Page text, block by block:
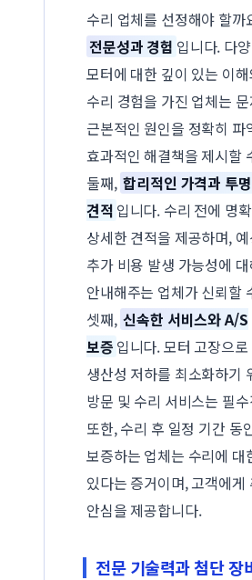
수리 업체를 선정해야 할까
전문성과 경험 입니다. 다
모터에 대한 깊이 있는 이
수리 경험을 가진 업체는
근본적인 원인을 정확히 파
효과적인 해결책을 제시할
둘째, 합리적인 가격과 투
견적 입니다. 수리 전에 명
상세한 견적을 제공하며,
추가 비용 발생 가능성에
안내해주는 업체가 신뢰할
셋째, 신속한 서비스와 A/S
보증 입니다. 모터 고장으
생산성 저하를 최소화하기
방문 및 수리 서비스는 필
또한, 수리 후 일정 기간 동
보증하는 업체는 수리에 대
있다는 증거이며, 고객에게
안심을 제공합니다.
전문 기술력과 첨단 장